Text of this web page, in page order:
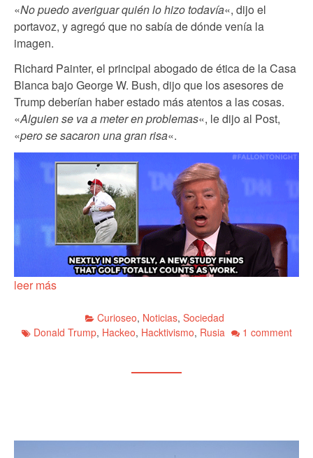
«No puedo averiguar quién lo hizo todavía«, dijo el
portavoz, y agregó que no sabía de dónde venía la
imagen.
Richard Painter, el principal abogado de ética de la Casa
Blanca bajo George W. Bush, dijo que los asesores de
Trump deberían haber estado más atentos a las cosas.
«Alguien se va a meter en problemas«, le dijo al Post,
«pero se sacaron una gran risa«.
leer más
Curioseo, Noticias, Sociedad
Donald Trump, Hackeo, Hacktivismo, Rusia 1 comment